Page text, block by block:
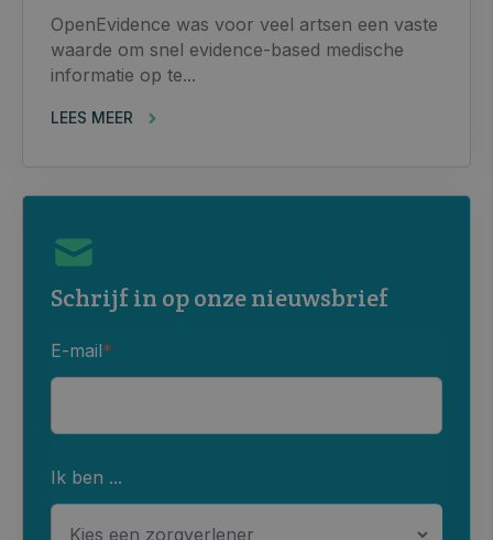
OpenEvidence was voor veel artsen een vaste
waarde om snel evidence-based medische
informatie op te...
LEES MEER
Schrijf in op onze nieuwsbrief
E-mail*
Ik ben ...